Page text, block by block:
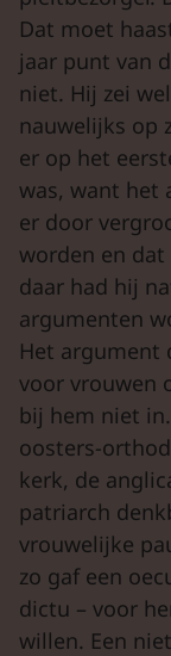
Dat moet
jaar punt van
niet. Hij zei
nauwelijks op
er op het
was, want het
er door
worden en
daar had hij
argumenten
Het argument
voor vrouwen
bij hem niet
oosters-
kerk, de
patriarch
vrouwelijke
zo gaf een
dictu – voor
willen. Een